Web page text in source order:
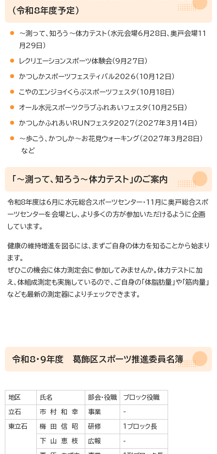
（令和8年度予定）
～測って、知ろう～体力テスト（水元会場6月28日、奥戸会場11
月29日）
レクリエーションスポーツ体験会（9月27日）
かつしかスポーツフェスティバル2026（10月12日）
こやのエンジョイくらぶスポーツフェスタ（10月18日）
オール水元スポーツクラブふれあいフェスタ（10月25日）
かつしかふれあいRUNフェスタ2027（2027年3月14日）
～歩こう、かつしか～お花見ウォーキング（2027年3月28日）
など
「～測って、知ろう～体力テスト」のご案内
令和8年度は6月に水元総合スポーツセンター・11月に奥戸総合スポ
ーツセンターを会場とし、より多くの方が参加いただけるように企画
しています。
健康の維持増進を図るには、まずご自身の体力を知ることから始まり
ます。
ぜひこの機会に体力測定会に参加してみませんか。体力テストに加
え、体組成測定も実施しているので、ご自身の「体脂肪量」や「筋肉量」
なども最新の測定器によりチェックできます。
令和8・9年度 葛飾区スポーツ推進委員名簿
地区 氏名 部会・役職 ブロック役職
立石 市 村 和 幸 事業 ‐
東立石 梅 田 信 昭 研修 1ブロック長
下 山 恵 枝 広報 -